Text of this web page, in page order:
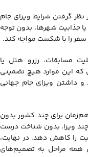
نظر گرفتن شرایط ویزای جام
جذابیت شهرها، بدون توجه
سفر را با شکست مواجه کند.
مسابقات، رزرو هتل یا
که این موارد هیچ تضمینی
و داشتن ویزای جام جهانی
برای چند کشور بدون
ویزا، بدون شناخت درست
را کاهش دهد. در نهایت،
همه مراحل به تصمیم‌های